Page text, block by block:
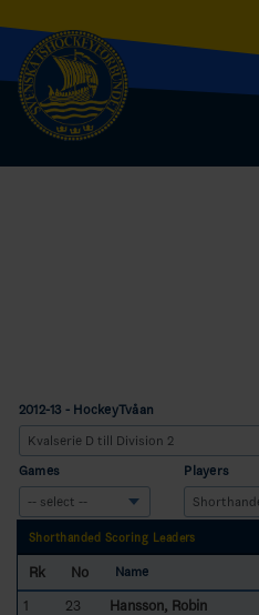
2012-13 - HockeyTvåan
Games Players
Shorthanded Scoring Leaders
Rk No Name
1
23 Hansson, Robin